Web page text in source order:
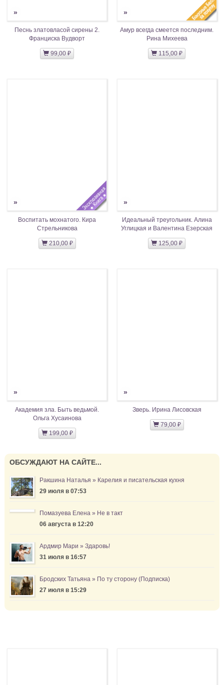
»
Песнь златовласой сирены 2.
Франциска Вудворт
99,00 ₽
»
Амур всегда смеется последним.
Рина Михеева
115,00 ₽
»
Воспитать мохнатого. Кира
Стрельникова
210,00 ₽
»
Идеальный треугольник. Алина
Углицкая и Валентина Езерская
125,00 ₽
»
Академия зла. Быть ведьмой.
Ольга Хусаинова
199,00 ₽
»
Зверь. Ирина Лисовская
79,00 ₽
ОБСУЖДАЮТ НА САЙТЕ...
Ракшина Наталья » Карелия и писательская кухня
29 июля в 07:53
Помазуева Елена » Не в такт
06 августа в 12:20
Ардмир Мари » Здаровь!
31 июля в 16:57
Бродских Татьяна » По ту сторону (Подписка)
27 июля в 15:29